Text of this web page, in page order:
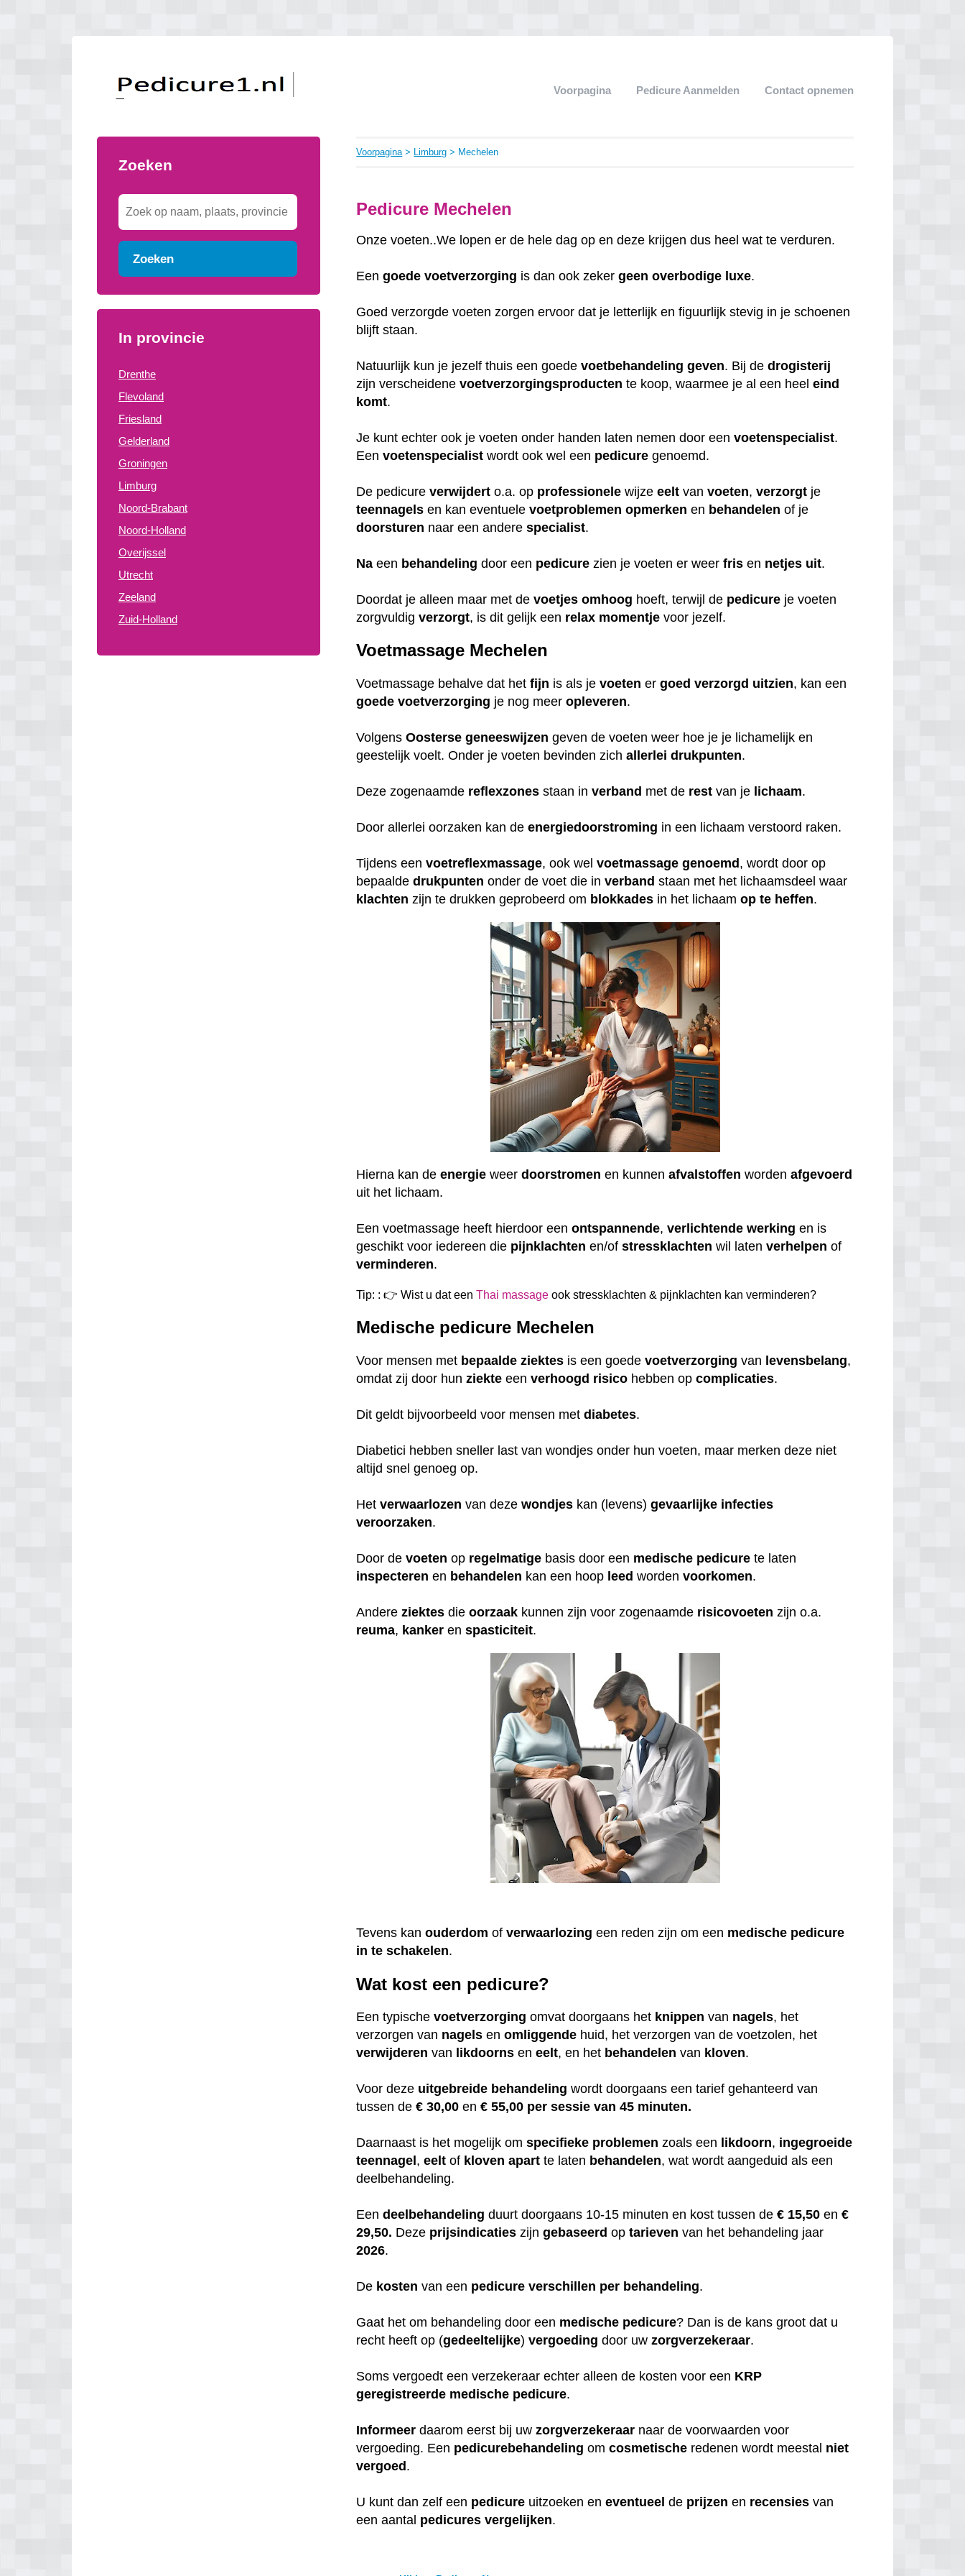
Voorpagina Pedicure Aanmelden Contact opnemen
Zoeken
Zoeken
In provincie
Drenthe
Flevoland
Friesland
Gelderland
Groningen
Limburg
Noord-Brabant
Noord-Holland
Overijssel
Utrecht
Zeeland
Zuid-Holland
Voorpagina> Limburg > Mechelen
Pedicure Mechelen
Onze voeten..We lopen er de hele dag op en deze krijgen dus heel wat te verduren.
Eengoede voetverzorging is dan ook zekergeen overbodige luxe.
Goed verzorgde voeten zorgen ervoor dat je letterlijk en figuurlijk stevig in je schoenen
blijft staan.
Natuurlijk kun je jezelf thuis een goedevoetbehandeling geven. Bij dedrogisterij
zijn verscheidenevoetverzorgingsproducten te koop, waarmee je al een heeleind
komt.
Je kunt echter ook je voeten onder handen laten nemen door eenvoetenspecialist.
Eenvoetenspecialist wordt ook wel een pedicure genoemd.
De pedicureverwijdert o.a. op professionele wijzeeelt vanvoeten,verzorgt je
teennagels en kan eventuelevoetproblemen opmerken en behandelen of je
doorsturen naar een anderespecialist.
Na een behandeling door een pedicure zien je voeten er weerfris en netjes uit.
Doordat je alleen maar met devoetjes omhoog hoeft, terwijl de pedicure je voeten
zorgvuldigverzorgt, is dit gelijk een relax momentje voor jezelf.
Voetmassage Mechelen
Voetmassage behalve dat hetfijn is als jevoeten ergoed verzorgd uitzien, kan een
goede voetverzorging je nog meeropleveren.
VolgensOosterse geneeswijzen geven de voeten weer hoe je je lichamelijk en
geestelijk voelt. Onder je voeten bevinden zichallerlei drukpunten.
Deze zogenaamde reflexzones staan inverband met de rest van je lichaam.
Door allerlei oorzaken kan deenergiedoorstroming in een lichaam verstoord raken.
Tijdens eenvoetreflexmassage, ook welvoetmassage genoemd , wordt door op
bepaaldedrukpunten onder de voet die inverband staan met het lichaamsdeel waar
klachten zijn te drukken geprobeerd om blokkades in het lichaamop te heffen.
Hierna kan deenergie weerdoorstromen en kunnenafvalstoffen wordenafgevoerd
uit het lichaam.
Een voetmassage heeft hierdoor eenontspannende,verlichtende werking en is
geschikt voor iedereen die pijnklachten en/ofstressklachten wil latenverhelpen of
verminderen.
Tip: : 👉 Wist u dat eenThai massage ookstressklachten & pijnklachten kan verminderen?
Medische pedicure Mechelen
Voor mensen met bepaalde ziektes is een goedevoetverzorging van levensbelang,
omdat zij door hunziekte eenverhoogd risico hebben opcomplicaties.
Dit geldt bijvoorbeeld voor mensen metdiabetes.
Diabetici hebben sneller last van wondjes onder hun voeten, maar merken deze niet
altijd snel genoeg op.
Hetverwaarlozen van dezewondjes kan (levens)gevaarlijke infecties
veroorzaken.
Door devoeten op regelmatige basis door een medische pedicure te laten
inspecteren en behandelen kan een hoop leed wordenvoorkomen.
Andereziektes dieoorzaak kunnen zijn voor zogenaamde risicovoeten zijn o.a.
reuma, kanker enspasticiteit.
Tevens kanouderdom ofverwaarlozing een reden zijn om een medische pedicure
in te schakelen.
Wat kost een pedicure?
Een typischevoetverzorging omvat doorgaans het knippen van nagels, het
verzorgen van nagels enomliggende huid, het verzorgen van de voetzolen, het
verwijderen van likdoorns eneelt, en het behandelen van kloven.
Voor deze uitgebreide behandeling wordt doorgaans een tarief gehanteerd van
tussen de€ 30,00 en€ 55,00 per sessie van 45 minuten.
Daarnaast is het mogelijk omspecifieke problemen zoals een likdoorn, ingegroeide
teennagel ,eelt of kloven apart te laten behandelen, wat wordt aangeduid als een
deelbehandeling.
Eendeelbehandeling duurt doorgaans 10-15 minuten en kost tussen de € 15,50en€
29,50. Deze prijsindicaties zijngebaseerd optarieven van het behandeling jaar
2026.
De kosten van een pedicure verschillen per behandeling.
Gaat het om behandeling door een medische pedicure? Dan is de kans groot dat u
recht heeft op (gedeeltelijke)vergoeding door uwzorgverzekeraar.
Soms vergoedt een verzekeraar echter alleen de kosten voor een KRP
geregistreerde medische pedicure.
Informeer daarom eerst bij uwzorgverzekeraar naar de voorwaarden voor
vergoeding. Een pedicurebehandeling omcosmetische redenen wordt meestal niet
vergoed .
U kunt dan zelf een pedicure uitzoeken eneventueel de prijzen en recensies van
een aantal pedicures vergelijken.